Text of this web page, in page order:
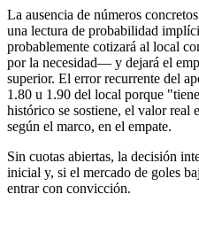
La ausencia de números
una lectura de probabilidad
probablemente cotizará al local
por la necesidad— y dejará el
superior. El error recurrente del
1.80 u 1.90 del local porque
histórico se sostiene, el valor real
según el marco, en el empate.
Sin cuotas abiertas, la decisión
inicial y, si el mercado de goles
entrar con convicción.